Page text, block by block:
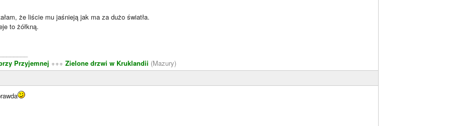
że liście mu jaśnieją jak ma za dużo światła.
to żółkną.
Przyjemnej +++ Zielone drzwi w Kruklandii (Mazury)